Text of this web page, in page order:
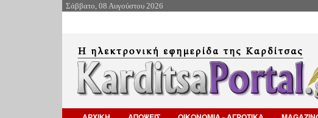
Σάββατο, 08 Αυγούστου 2026